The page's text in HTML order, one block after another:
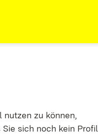
zu können,
sich noch kein Profil